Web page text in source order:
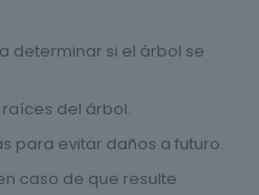
determinar si el árbol se
del árbol.
para evitar daños a futuro.
caso de que resulte